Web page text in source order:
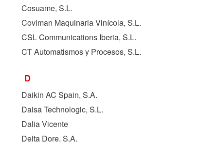
Cosuame, S.L.
Coviman Maquinaria Vinícola, S.L.
CSL Communications Iberia, S.L.
CT Automatismos y Procesos, S.L.
D
Daikin AC Spain, S.A.
Daisa Technologic, S.L.
Dalia Vicente
Delta Dore, S.A.